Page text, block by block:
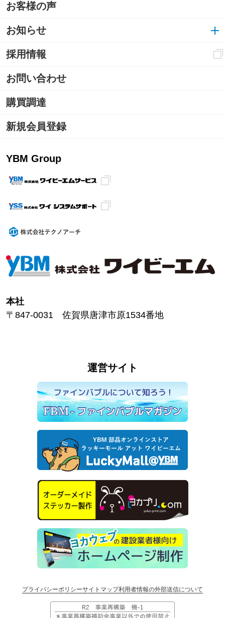
お客様の声
お知らせ
採用情報
お問い合わせ
購買調達
新規会員登録
YBM Group
本社
〒847-0031 佐賀県唐津市原1534番地
運営サイト
プライバシーポリシーサイトマップ利用者情報の外部送信について